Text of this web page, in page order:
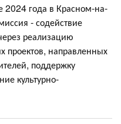
2024 года в Красном-на-
- содействие
реализацию
проектов, направленных
поддержку
культурно-